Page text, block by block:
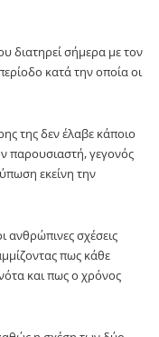
διατηρεί σήμερα με τον
κατά την οποία οι
της δεν έλαβε κάποιο
παρουσιαστή, γεγονός
εκείνη την
ανθρώπινες σχέσεις
πως κάθε
και πως ο χρόνος